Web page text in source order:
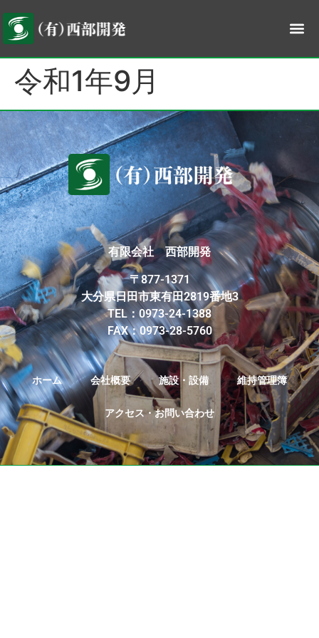
令和1年9月
有限会社 西部開発
〒877-1371
大分県日田市東有田2819番地3
TEL：0973-24-1388
FAX：0973-28-5760
ホーム 会社概要 施設・設備 維持管理簿
アクセス・お問い合わせ